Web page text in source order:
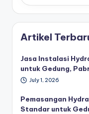
Artikel
Jasa Instalasi
untuk Gedung,
July 1, 2026
Pemasangan
Standar untuk